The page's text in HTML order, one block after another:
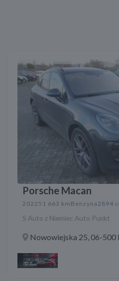
Porsche Macan
2022 51 663 km Benzyna2894
S Auto z Niemiec Auto Punkt
Nowowiejska 25, 06-500